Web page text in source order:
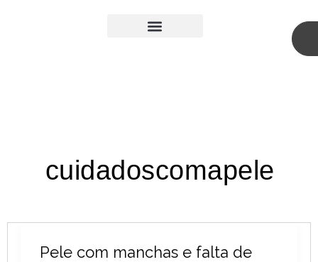
cuidadoscomapele
Pele com manchas e falta de
com